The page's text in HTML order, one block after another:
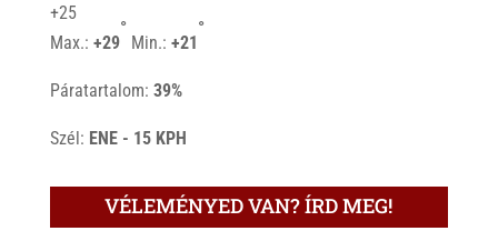
+25
Max.: +29
°
Min.: +21
°
Páratartalom: 39%
Szél: ENE - 15 KPH
VÉLEMÉNYED VAN? ÍRD MEG!